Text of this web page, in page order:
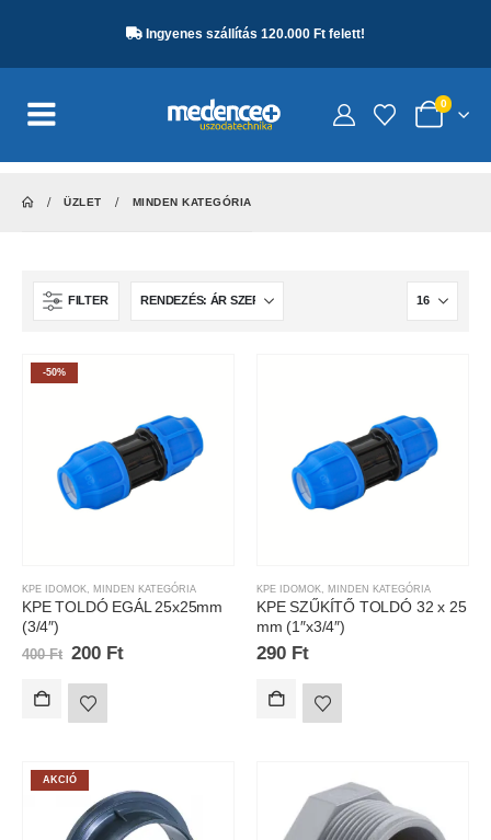
Ingyenes szállítás 120.000 Ft felett!
0
ÜZLET MINDEN KATEGÓRIA
FILTER
-50%
KPE IDOMOK, MINDEN KATEGÓRIA
KPE TOLDÓ EGÁL 25x25mm
(3/4″)
400Ft 200 Ft
KPE IDOMOK, MINDEN KATEGÓRIA
KPE SZŰKÍTŐ TOLDÓ 32 x 25
mm (1″x3/4″)
290 Ft
AKCIÓ